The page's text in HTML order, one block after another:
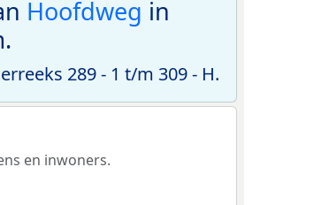
Hoofdweg in
289 - 1 t/m 309 - H.
en inwoners.